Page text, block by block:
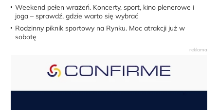
Weekend pełen wrażeń. Koncerty, sport, kino plenerowe i
joga – sprawdź, gdzie warto się wybrać
Rodzinny piknik sportowy na Rynku. Moc atrakcji już w
sobotę